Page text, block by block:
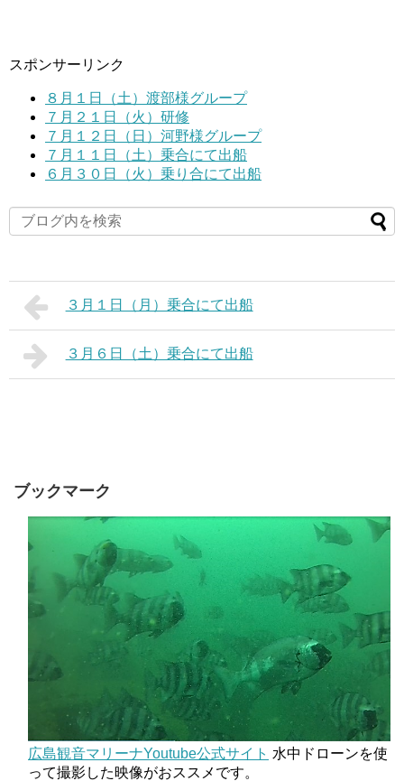
スポンサーリンク
８月１日（土）渡部様グループ
７月２１日（火）研修
７月１２日（日）河野様グループ
７月１１日（土）乗合にて出船
６月３０日（火）乗り合にて出船
３月１日（月）乗合にて出船
３月６日（土）乗合にて出船
ブックマーク
広島観音マリーナYoutube公式サイト 水中ドローンを使
って撮影した映像がおススメです。